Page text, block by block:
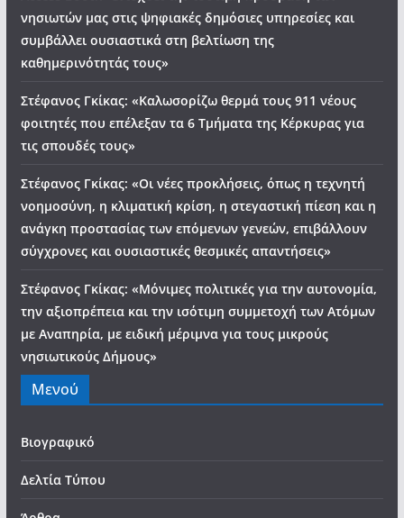
νησιωτών μας στις ψηφιακές δημόσιες υπηρεσίες και
συμβάλλει ουσιαστικά στη βελτίωση της
καθημερινότητάς τους»
Στέφανος Γκίκας: «Καλωσορίζω θερμά τους 911 νέους
φοιτητές που επέλεξαν τα 6 Τμήματα της Κέρκυρας για
τις σπουδές τους»
Στέφανος Γκίκας: «Οι νέες προκλήσεις, όπως η τεχνητή
νοημοσύνη, η κλιματική κρίση, η στεγαστική πίεση και η
ανάγκη προστασίας των επόμενων γενεών, επιβάλλουν
σύγχρονες και ουσιαστικές θεσμικές απαντήσεις»
Στέφανος Γκίκας: «Μόνιμες πολιτικές για την αυτονομία,
την αξιοπρέπεια και την ισότιμη συμμετοχή των Ατόμων
με Αναπηρία, με ειδική μέριμνα για τους μικρούς
νησιωτικούς Δήμους»
Μενού
Βιογραφικό
Δελτία Τύπου